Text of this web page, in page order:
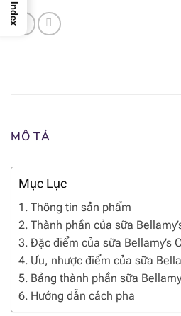
MÔ TẢ
Mục Lục
Thông tin sản phẩm
Thành phần của sữa
Đặc điểm của sữa Bellamy’s
Ưu, nhược điểm của sữa
Bảng thành phần sữa
Hướng dẫn cách pha
Index